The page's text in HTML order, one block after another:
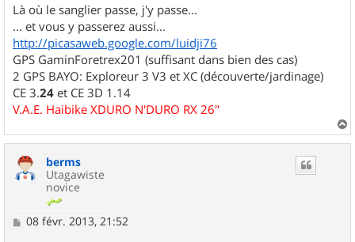
Là où le sanglier passe, j'y passe...
... et vous y passerez aussi...
http://picasaweb.google.com/luidji76
GPS GaminForetrex201 (suffisant dans bien des cas)
2 GPS BAYO: Exploreur 3 V3 et XC (découverte/jardinage)
CE 3.24 et CE 3D 1.14
V.A.E. Haibike XDURO N'DURO RX 26"
a
berms
Utagawiste
novice
M
08 févr. 2013, 21:52